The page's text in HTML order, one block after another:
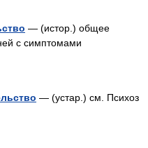
— (истор.) общее
с симптомами
— (устар.) см. Психоз